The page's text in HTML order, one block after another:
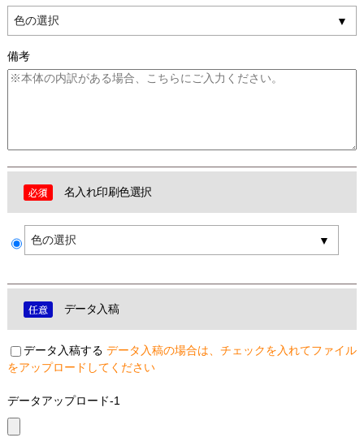
色の選択
備考
名入れ印刷色選択
色の選択
データ入稿
データ入稿する データ入稿の場合は、チェックを入れてファイル
をアップロードしてください
データアップロード-1